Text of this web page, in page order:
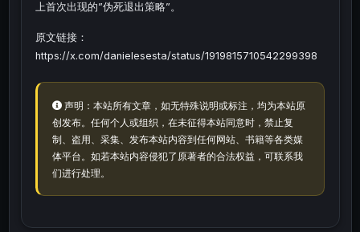
上首次出现的”伪死退出策略”。
原文链接：
https://x.com/danielesesta/status/1919815710542299398
声明：本站所有文章，如无特殊说明或标注，均为本站原
创发布。任何个人或组织，在未征得本站同意时，禁止复
制、盗用、采集、发布本站内容到任何网站、书籍等各类媒
体平台。如若本站内容侵犯了原著者的合法权益，可联系我
们进行处理。